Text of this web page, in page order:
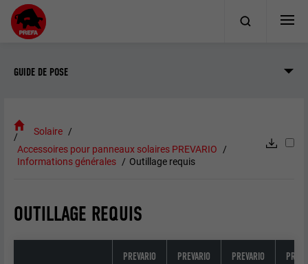
GUIDE DE POSE
Solaire
Accessoires pour panneaux solaires PREVARIO
Informations générales
Outillage requis
OUTILLAGE REQUIS
PREVARIO
PREVARIO
PREVARIO